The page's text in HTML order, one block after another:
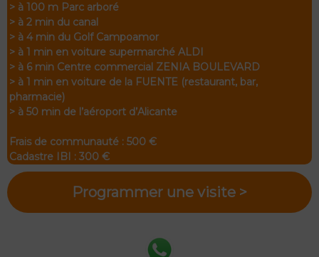
> à 100 m Parc arboré
> à 2 min du canal
> à 4 min du Golf Campoamor
> à 1 min en voiture supermarché ALDI
> à 6 min Centre commercial ZENIA BOULEVARD
> à 1 min en voiture de la FUENTE (restaurant, bar,
pharmacie)
> à 50 min de l’aéroport d’Alicante
Frais de communauté : 500 €
Cadastre IBI : 300 €
Programmer une visite >